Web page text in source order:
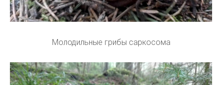
Молодильные грибы саркосома